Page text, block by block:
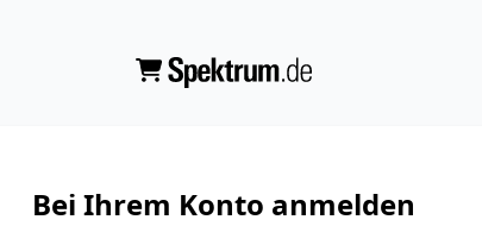
Bei Ihrem Konto anmelden